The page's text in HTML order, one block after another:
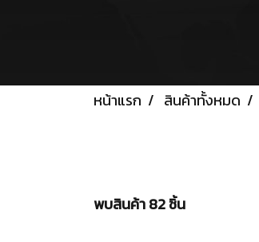
หน้าแรก
สินค้าทั้งหมด
พบสินค้า 82 ชิ้น